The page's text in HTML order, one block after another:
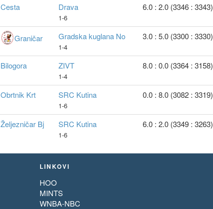
Cesta Drava
1-6
6.0 : 2.0 (3346 : 3343)
Graničar Gradska kuglana No
1-4
3.0 : 5.0 (3300 : 3330)
Bilogora ZIVT
1-4
8.0 : 0.0 (3364 : 3158)
Obrtnik Krt SRC Kutina
1-6
0.0 : 8.0 (3082 : 3319)
Željezničar Bj SRC Kutina
1-6
6.0 : 2.0 (3349 : 3263)
LINKOVI
HOO
MINTS
WNBA-NBC